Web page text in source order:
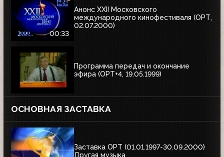
00:33
Анонс XXII Московского
международного кинофестиваля (ОРТ,
02.07.2000)
Программа передач и окончание
эфира (ОРТ+4, 19.05.1999)
ОСНОВНАЯ ЗАСТАВКА
Заставка ОРТ (01.01.1997-30.09.2000)
Другая музыка